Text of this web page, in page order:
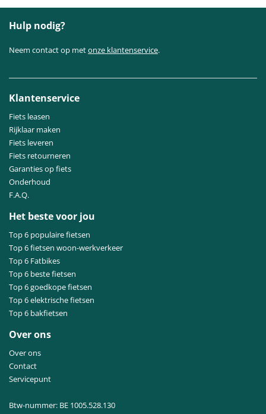
Hulp nodig?
Neem contact op metonze klantenservice.
Klantenservice
Fiets leasen
Rijklaar maken
Fiets leveren
Fiets retourneren
Garanties op fiets
Onderhoud
F.A.Q.
Het beste voor jou
Top 6 populaire fietsen
Top 6 fietsen woon-werkverkeer
Top 6 Fatbikes
Top 6 beste fietsen
Top 6 goedkope fietsen
Top 6 elektrische fietsen
Top 6 bakfietsen
Over ons
Over ons
Contact
Servicepunt
Btw-nummer: BE 1005.528.130